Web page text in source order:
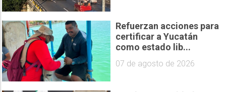
Refuerzan acciones para
certificar a Yucatán
como estado lib...
07 de agosto de 2026